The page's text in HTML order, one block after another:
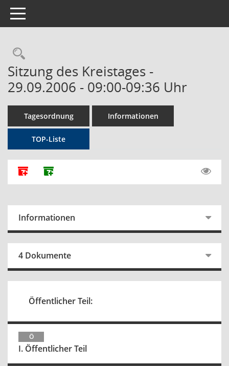
Toggle navigation
Rechercheauswahl
Sitzung des Kreistages -
29.09.2006 - 09:00-09:36 Uhr
Tagesordnung Informationen
TOP-Liste
Alle Dokumente zu dieser Sitzung zusammenfassen
Dokumente ohne Anlagen zusammenfassen
Informationen
4 Dokumente
Öffentlicher Teil:
Ö
I. Öffentlicher Teil